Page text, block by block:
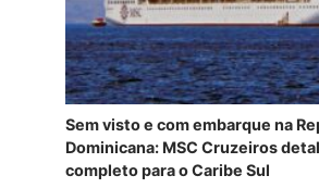
Sem visto e com embarque na
Dominicana: MSC Cruzeiros
completo para o Caribe Sul